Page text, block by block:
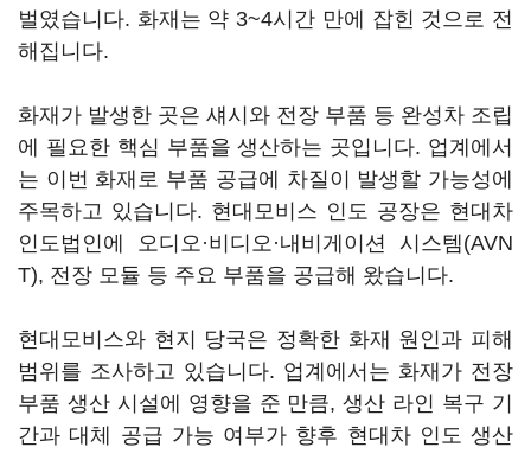
벌였습니다. 화재는 약 3~4시간 만에 잡힌 것으로 전
해집니다.
화재가 발생한 곳은 섀시와 전장 부품 등 완성차 조립
에 필요한 핵심 부품을 생산하는 곳입니다. 업계에서
는 이번 화재로 부품 공급에 차질이 발생할 가능성에
주목하고 있습니다. 현대모비스 인도 공장은 현대차
인도법인에 오디오·비디오·내비게이션 시스템(AVN
T), 전장 모듈 등 주요 부품을 공급해 왔습니다.
현대모비스와 현지 당국은 정확한 화재 원인과 피해
범위를 조사하고 있습니다. 업계에서는 화재가 전장
부품 생산 시설에 영향을 준 만큼, 생산 라인 복구 기
간과 대체 공급 가능 여부가 향후 현대차 인도 생산